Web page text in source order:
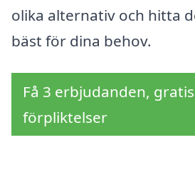
olika alternativ och hitta
bäst för dina behov.
Få 3 erbjudanden,
förpliktelser